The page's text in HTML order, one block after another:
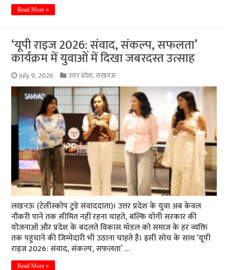
Read More »
‘यूपी राइज 2026: संवाद, संकल्प, सफलता’
कार्यक्रम में युवाओं में दिखा जबरदस्त उत्साह
July 9, 2026 उत्तर प्रदेश,लखनऊ
लखनऊ (टेलीस्कोप टुडे संवाददाता)। उत्तर प्रदेश के युवा अब केवल
नौकरी पाने तक सीमित नहीं रहना चाहते, बल्कि योगी सरकार की
योजनाओं और प्रदेश के बदलते विकास मॉडल को समाज के हर व्यक्ति
तक पहुंचाने की जिम्मेदारी भी उठाना चाहते हैं। इसी सोच के साथ ‘यूपी
राइज 2026: संवाद, संकल्प, सफलता’ …
Read More »